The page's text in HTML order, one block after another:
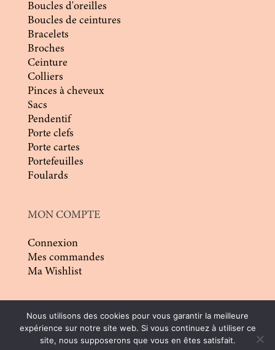
Boucles d'oreilles
Boucles de ceintures
Bracelets
Broches
Ceinture
Colliers
Pinces à cheveux
Sacs
Pendentif
Porte clefs
Porte cartes
Portefeuilles
Foulards
MON COMPTE
Connexion
Mes commandes
Ma Wishlist
© 2026 | Conception : Pommier Franck WD
Nous utilisons des cookies pour vous garantir la meilleure
expérience sur notre site web. Si vous continuez à utiliser ce
site, nous supposerons que vous en êtes satisfait.